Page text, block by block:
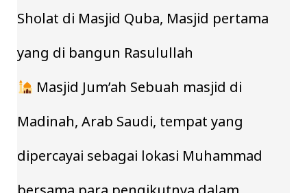
Sholat di Masjid Quba, Masjid pertama
yang di bangun Rasulullah
Masjid Jum’ah Sebuah masjid di
Madinah, Arab Saudi, tempat yang
dipercayai sebagai lokasi Muhammad